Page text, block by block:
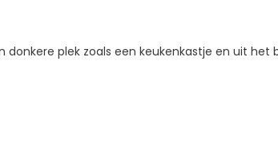
plek zoals een keukenkastje en uit het